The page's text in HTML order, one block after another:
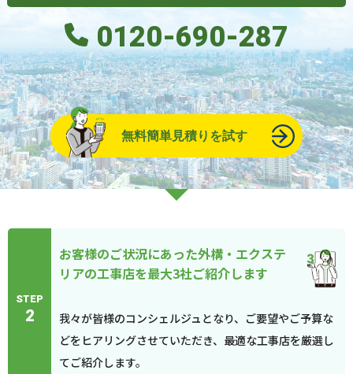
0120-690-287
無料簡単見積りを試す
STEP
2
お客様のご状況にあった外構・エクステ
リアの工事店を最大3社ご紹介します
我々が皆様のコンシェルジュとなり、ご要望やご予算な
どをヒアリングさせていただき、最適な工事店を厳選し
てご紹介します。